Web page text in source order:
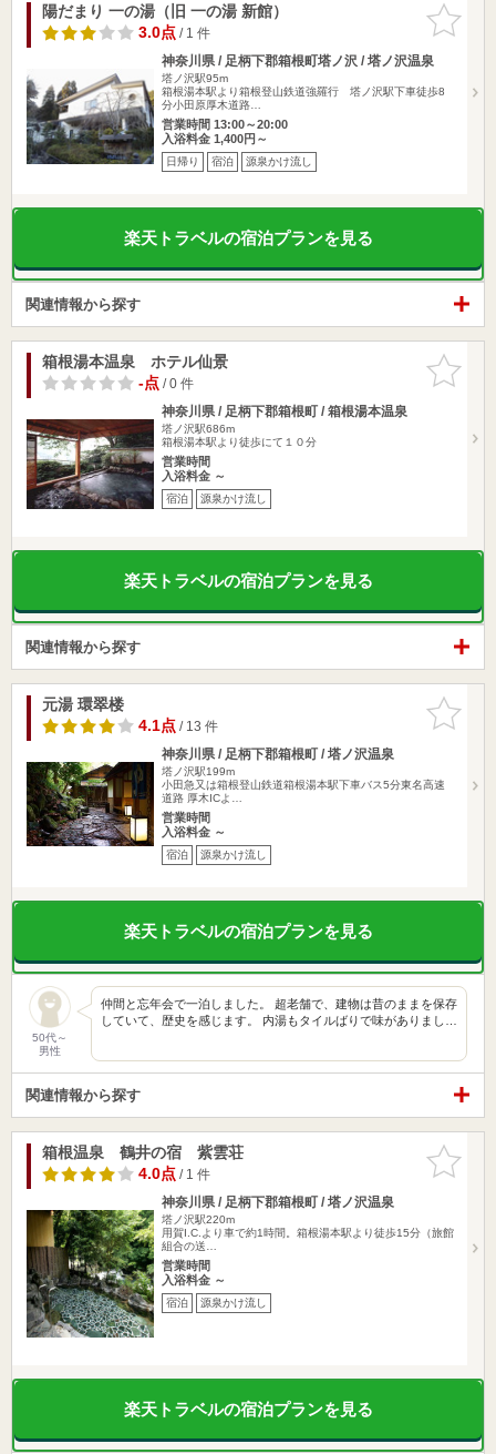
お気に入
りに追加
陽だまり 一の湯（旧 一の湯 新館）
3.0点/ 1 件
神奈川県 / 足柄下郡箱根町塔ノ沢 / 塔ノ沢温泉
塔ノ沢駅95m
箱根湯本駅より箱根登山鉄道強羅行 塔ノ沢駅下車徒歩8
分小田原厚木道路…
営業時間 13:00～20:00
入浴料金 1,400円～
日帰り 宿泊 源泉かけ流し
楽天トラベルの宿泊プランを見る
関連情報から探す
お気に入
りに追加
箱根湯本温泉 ホテル仙景
-点/ 0 件
神奈川県 / 足柄下郡箱根町 / 箱根湯本温泉
塔ノ沢駅686m
箱根湯本駅より徒歩にて１０分
営業時間
入浴料金 ～
宿泊 源泉かけ流し
楽天トラベルの宿泊プランを見る
関連情報から探す
お気に入
りに追加
元湯 環翠楼
4.1点/ 13 件
神奈川県 / 足柄下郡箱根町 / 塔ノ沢温泉
塔ノ沢駅199m
小田急又は箱根登山鉄道箱根湯本駅下車バス5分東名高速
道路 厚木ICよ…
営業時間
入浴料金 ～
宿泊 源泉かけ流し
楽天トラベルの宿泊プランを見る
50代～
男性
仲間と忘年会で一泊しました。 超老舗で、建物は昔のままを保存
していて、歴史を感じます。 内湯もタイルばりで味がありまし…
関連情報から探す
お気に入
りに追加
箱根温泉 鶴井の宿 紫雲荘
4.0点/ 1 件
神奈川県 / 足柄下郡箱根町 / 塔ノ沢温泉
塔ノ沢駅220m
用賀I.C.より車で約1時間。箱根湯本駅より徒歩15分（旅館
組合の送…
営業時間
入浴料金 ～
宿泊 源泉かけ流し
楽天トラベルの宿泊プランを見る